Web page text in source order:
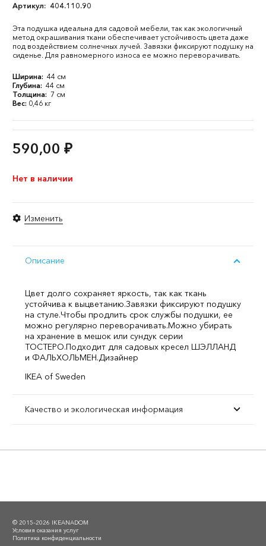
Артикул: 404.110.90
Эта подушка идеальна для садовой мебели, так как экологичный
метод окрашивания ткани обеспечивает устойчивость цвета даже
под воздействием солнечных лучей. Завязки фиксируют подушку на
сиденье. Для равномерного износа ее можно переворачивать.
Ширина: 44 см
Глубина: 44 см
Толщина: 7 см
Вес: 0,46 кг
590,00 ₽
Нет в наличии
Изменить
Описание
Цвет долго сохраняет яркость, так как ткань
устойчива к выцветанию.Завязки фиксируют подушку
на стуле.Чтобы продлить срок службы подушки, ее
можно регулярно переворачивать.Можно убирать
на хранение в мешок или сундук серии
ТОСТЕРО.Подходит для садовых кресел ШЭЛЛАНД
и ФАЛЬХОЛЬМЕН.Дизайнер
IKEA of Sweden
Качество и экологическая информация
© 2015–2026 IKEANADOM
Условия оказания услуг
Политика конфиденциальности